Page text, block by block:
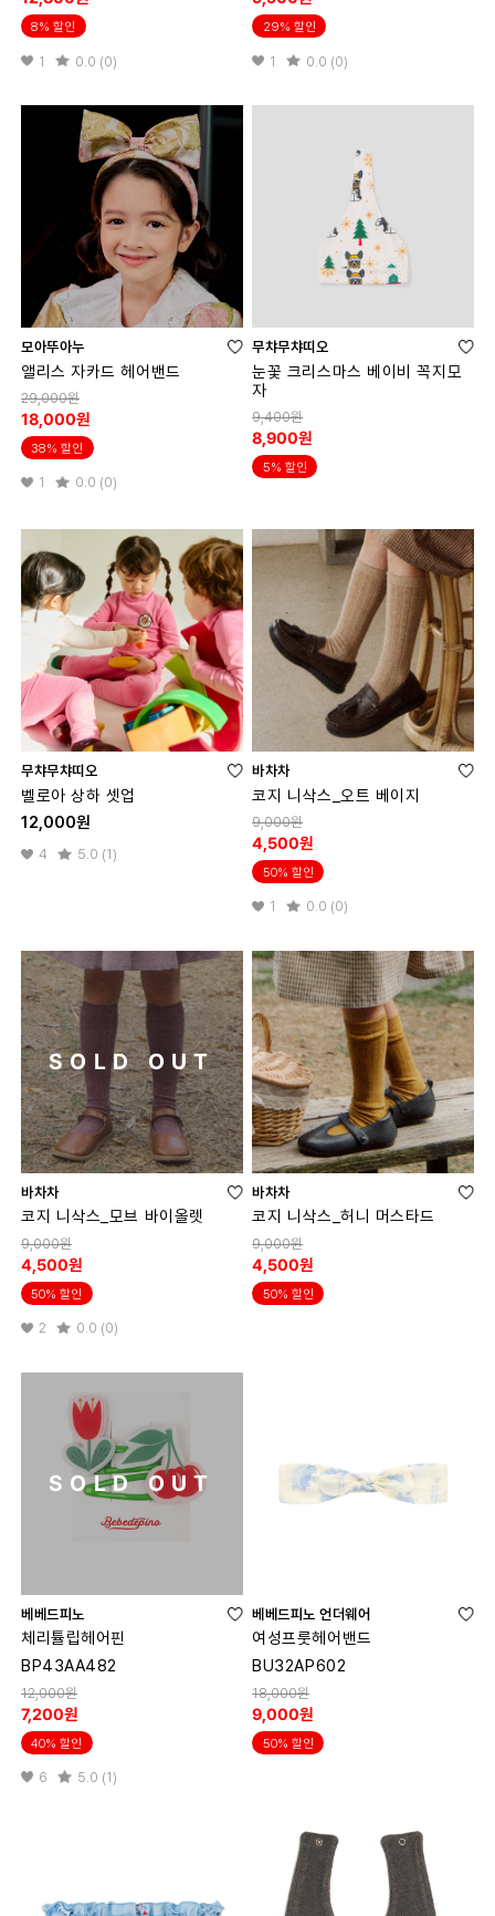
8% 할인
1 0.0 (0)
29% 할인
1 0.0 (0)
모아뚜아누
앨리스 자카드 헤어밴드
29,000원
18,000원
38% 할인
1 0.0 (0)
무챠무챠띠오
눈꽃 크리스마스 베이비 꼭지모
자
9,400원
8,900원
5% 할인
무챠무챠띠오
벨로아 상하 셋업
12,000원
4 5.0 (1)
바차차
코지 니삭스_오트 베이지
9,000원
4,500원
50% 할인
1 0.0 (0)
SOLD OUT
바차차
코지 니삭스_모브 바이올렛
9,000원
4,500원
50% 할인
2 0.0 (0)
바차차
코지 니삭스_허니 머스타드
9,000원
4,500원
50% 할인
SOLD OUT
베베드피노
체리튤립헤어핀
BP43AA482
12,000원
7,200원
40% 할인
6 5.0 (1)
베베드피노 언더웨어
여성프룻헤어밴드
BU32AP602
18,000원
9,000원
50% 할인